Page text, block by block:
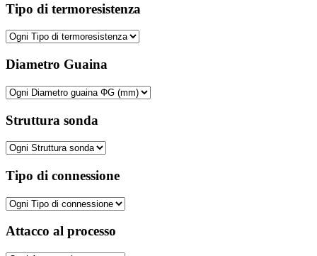
Tipo di termoresistenza
Diametro Guaina
Struttura sonda
Tipo di connessione
Attacco al processo